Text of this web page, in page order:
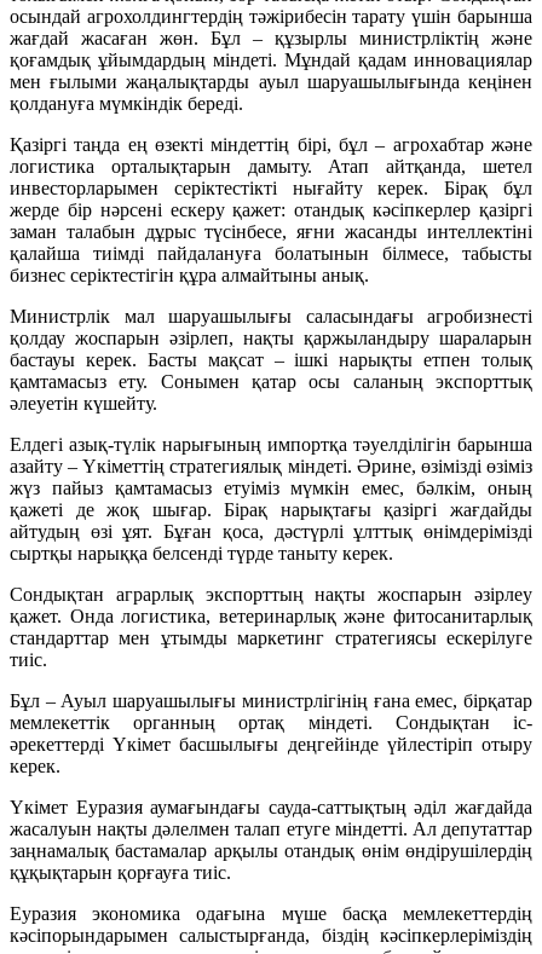
осындай агрохолдингтердің тәжірибесін тарату үшін барынша
жағдай жасаған жөн. Бұл – құзырлы министрліктің және
қоғамдық ұйымдардың міндеті. Мұндай қадам инновациялар
мен ғылыми жаңалықтарды ауыл шаруашылығында кеңінен
қолдануға мүмкіндік береді.
Қазіргі таңда ең өзекті міндеттің бірі, бұл – агрохабтар және
логистика орталықтарын дамыту. Атап айтқанда, шетел
инвесторларымен серіктестікті нығайту керек. Бірақ бұл
жерде бір нәрсені ескеру қажет: отандық кәсіпкерлер қазіргі
заман талабын дұрыс түсінбесе, яғни жасанды интеллектіні
қалайша тиімді пайдалануға болатынын білмесе, табысты
бизнес серіктестігін құра алмайтыны анық.
Министрлік мал шаруашылығы саласындағы агробизнесті
қолдау жоспарын әзірлеп, нақты қаржыландыру шараларын
бастауы керек. Басты мақсат – ішкі нарықты етпен толық
қамтамасыз ету. Сонымен қатар осы саланың экспорттық
әлеуетін күшейту.
Елдегі азық-түлік нарығының импортқа тәуелділігін барынша
азайту – Үкіметтің стратегиялық міндеті. Әрине, өзімізді өзіміз
жүз пайыз қамтамасыз етуіміз мүмкін емес, бәлкім, оның
қажеті де жоқ шығар. Бірақ нарықтағы қазіргі жағдайды
айтудың өзі ұят. Бұған қоса, дәстүрлі ұлттық өнімдерімізді
сыртқы нарыққа белсенді түрде таныту керек.
Сондықтан аграрлық экспорттың нақты жоспарын әзірлеу
қажет. Онда логистика, ветеринарлық және фитосанитарлық
стандарттар мен ұтымды маркетинг стратегиясы ескерілуге
тиіс.
Бұл – Ауыл шаруашылығы министрлігінің ғана емес, бірқатар
мемлекеттік органның ортақ міндеті. Сондықтан іс-
әрекеттерді Үкімет басшылығы деңгейінде үйлестіріп отыру
керек.
Үкімет Еуразия аумағындағы сауда-саттықтың әділ жағдайда
жасалуын нақты дәлелмен талап етуге міндетті. Ал депутаттар
заңнамалық бастамалар арқылы отандық өнім өндірушілердің
құқықтарын қорғауға тиіс.
Еуразия экономика одағына мүше басқа мемлекеттердің
кәсіпорындарымен салыстырғанда, біздің кәсіпкерлеріміздің